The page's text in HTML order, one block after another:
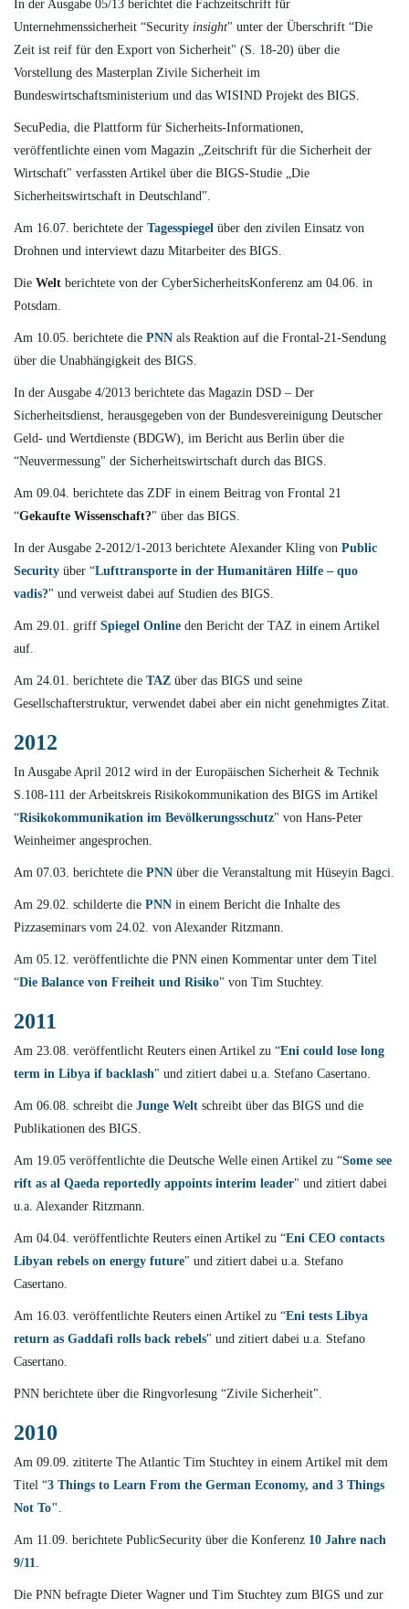
In der Ausgabe 05/13 berichtet die Fachzeitschrift für
Unternehmenssicherheit “Security insight" unter der Überschrift “Die
Zeit ist reif für den Export von Sicherheit" (S. 18-20) über die
Vorstellung des Masterplan Zivile Sicherheit im
Bundeswirtschaftsministerium und das WISIND Projekt des BIGS.
SecuPedia, die Plattform für Sicherheits-Informationen,
veröffentlichte einen vom Magazin „Zeitschrift für die Sicherheit der
Wirtschaft" verfassten Artikel über die BIGS-Studie „Die
Sicherheitswirtschaft in Deutschland".
Am 16.07. berichtete der Tagesspiegel über den zivilen Einsatz von
Drohnen und interviewt dazu Mitarbeiter des BIGS.
Die Welt berichtete von der CyberSicherheitsKonferenz am 04.06. in
Potsdam.
Am 10.05. berichtete die PNN als Reaktion auf die Frontal-21-Sendung
über die Unabhängigkeit des BIGS.
In der Ausgabe 4/2013 berichtete das Magazin DSD – Der
Sicherheitsdienst, herausgegeben von der Bundesvereinigung Deutscher
Geld- und Wertdienste (BDGW), im Bericht aus Berlin über die
“Neuvermessung" der Sicherheitswirtschaft durch das BIGS.
Am 09.04. berichtete das ZDF in einem Beitrag von Frontal 21
“Gekaufte Wissenschaft?" über das BIGS.
In der Ausgabe 2-2012/1-2013 berichtete Alexander Kling von Public
Security über “Lufttransporte in der Humanitären Hilfe – quo
vadis?" und verweist dabei auf Studien des BIGS.
Am 29.01. griff Spiegel Online den Bericht der TAZ in einem Artikel
auf.
Am 24.01. berichtete die TAZ über das BIGS und seine
Gesellschafterstruktur, verwendet dabei aber ein nicht genehmigtes Zitat.
2012
In Ausgabe April 2012 wird in der Europäischen Sicherheit & Technik
S.108-111 der Arbeitskreis Risikokommunikation des BIGS im Artikel
“Risikokommunikation im Bevölkerungsschutz" von Hans-Peter
Weinheimer angesprochen.
Am 07.03. berichtete die PNN über die Veranstaltung mit Hüseyin Bagci.
Am 29.02. schilderte die PNN in einem Bericht die Inhalte des
Pizzaseminars vom 24.02. von Alexander Ritzmann.
Am 05.12. veröffentlichte die PNN einen Kommentar unter dem Titel
“Die Balance von Freiheit und Risiko" von Tim Stuchtey.
2011
Am 23.08. veröffentlicht Reuters einen Artikel zu “Eni could lose long
term in Libya if backlash" und zitiert dabei u.a. Stefano Casertano.
Am 06.08. schreibt die Junge Welt schreibt über das BIGS und die
Publikationen des BIGS.
Am 19.05 veröffentlichte die Deutsche Welle einen Artikel zu “Some see
rift as al Qaeda reportedly appoints interim leader" und zitiert dabei
u.a. Alexander Ritzmann.
Am 04.04. veröffentlichte Reuters einen Artikel zu “Eni CEO contacts
Libyan rebels on energy future" und zitiert dabei u.a. Stefano
Casertano.
Am 16.03. veröffentlichte Reuters einen Artikel zu “Eni tests Libya
return as Gaddafi rolls back rebels" und zitiert dabei u.a. Stefano
Casertano.
PNN berichtete über die Ringvorlesung “Zivile Sicherheit".
2010
Am 09.09. zititerte The Atlantic Tim Stuchtey in einem Artikel mit dem
Titel “3 Things to Learn From the German Economy, and 3 Things
Not To".
Am 11.09. berichtete PublicSecurity über die Konferenz 10 Jahre nach
9/11.
Die PNN befragte Dieter Wagner und Tim Stuchtey zum BIGS und zur